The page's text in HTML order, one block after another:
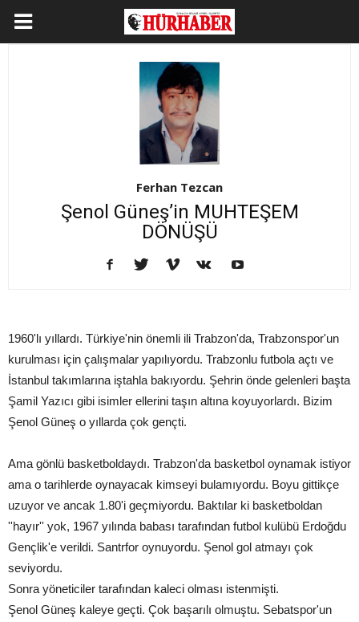
Ferhan Tezcan
Şenol Güneş’in MUHTEŞEM
DÖNÜŞÜ
1960'lı yıllardı. Türkiye'nin önemli ili Trabzon'da, Trabzonspor'un
kurulması için çalışmalar yapılıyordu. Trabzonlu futbola açtı ve
İstanbul takımlarına iştahla bakıyordu. Şehrin önde gelenleri başta
Şamil Yazıcı gibi isimler ellerini taşın altına koyuyorlardı. Bizim
Şenol Güneş o yıllarda çok gençti.
Ama gönlü basketboldaydı. Trabzon'da basketbol oynamak istiyor
ama o tarihlerde oynayacak kimseyi bulamıyordu. Boyu gittikçe
uzuyor ve ancak 1.80'i geçmiyordu. Baktılar ki basketboldan
''hayır'' yok, 1967 yılında babası tarafından futbol kulübü Erdoğdu
Gençlik'e verildi. Santrfor oynuyordu. Şenol gol atmayı çok
seviyordu.
Sonra yöneticiler tarafından kaleci olması istenmişti.
Şenol Güneş kaleye geçti. Çok başarılı olmuştu. Sebatspor'un